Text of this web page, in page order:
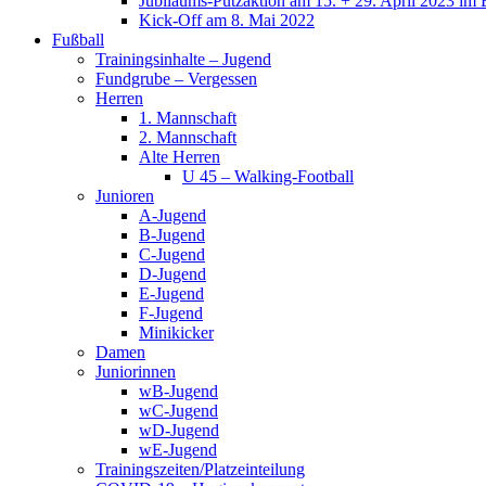
Kick-Off am 8. Mai 2022
Fußball
Trainingsinhalte – Jugend
Fundgrube – Vergessen
Herren
1. Mannschaft
2. Mannschaft
Alte Herren
U 45 – Walking-Football
Junioren
A-Jugend
B-Jugend
C-Jugend
D-Jugend
E-Jugend
F-Jugend
Minikicker
Damen
Juniorinnen
wB-Jugend
wC-Jugend
wD-Jugend
wE-Jugend
Trainingszeiten/Platzeinteilung